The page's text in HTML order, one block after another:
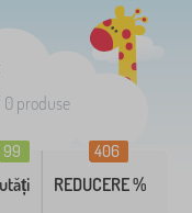
0 produse
99
REDUCERE %
406